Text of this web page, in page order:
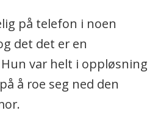
på telefon i noen
det det er en
var helt i oppløsning
å roe seg ned den